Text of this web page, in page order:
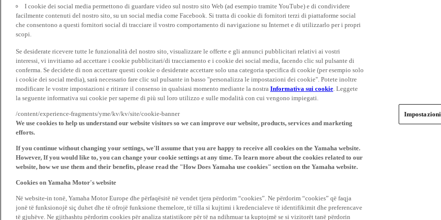
I cookie dei social media permettono di guardare video sul nostro sito Web (ad esempio tramite YouTube) e di condividere
facilmente contenuti del nostro sito, su un social media come Facebook. Si tratta di cookie di fornitori terzi di piattaforme social
che consentono a questi fornitori social di tracciare il vostro comportamento di navigazione su Internet e di utilizzarlo per i propri
scopi.
Se desiderate ricevere tutte le funzionalità del nostro sito, visualizzare le offerte e gli annunci pubblicitari relativi ai vostri
interessi, vi invitiamo ad accettare i cookie pubblicitari/di tracciamento e i cookie dei social media, facendo clic sul pulsante di
conferma. Se decidete di non accettare questi cookie o desiderate accettare solo una categoria specifica di cookie (per esempio solo
i cookie dei social media), sarà necessario fare clic sul pulsante in basso "personalizza le impostazioni dei cookie". Potete inoltre
modificare le vostre impostazioni e ritirare il consenso in qualsiasi momento mediante la nostra Informativa sui cookie. Leggete
la seguente informativa sui cookie per saperne di più sul loro utilizzo e sulle modalità con cui vengono impiegati.
/content/experience-fragments/yme/kv/kv/site/cookie-banner
We use cookies to help us understand our website visitors so we can improve our website, products, services and marketing
efforts.
If you continue without changing your settings, we'll assume that you are happy to receive all cookies on the Yamaha website.
However, If you would like to, you can change your cookie settings at any time. To learn more about the cookies related to our
website, how we use them and their benefits, please read the "How Does Yamaha use cookies" section on the Yamaha website.
Cookies on Yamaha Motor's website
Në website-in tonë, Yamaha Motor Europe dhe përfaqësitë në vendet tjera përdorim “cookies”. Ne përdorim “cookies” që faqja
jonë të funksionojë siç duhet dhe të ofrojë funksione themelore, të tilla si kujtimi i kredencialeve të identifikimit dhe preferencave
të gjuhëve. Ne gjithashtu përdorim cookies për analiza statistikore për të na ndihmuar ta kuptojmë se si vizitorët tanë përdorin